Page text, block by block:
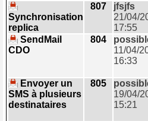
Synchronisation
replica
807
jfsjfs
21/04/
17:55
SendMail
CDO
804
11/04/
16:33
Envoyer un
SMS à plusieurs
destinataires
805
19/04/
15:21